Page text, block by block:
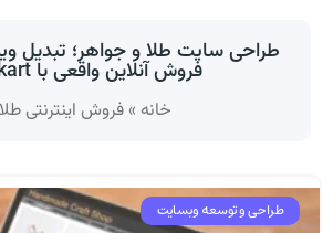
طراحی سایت طلا و جواهر؛ تبدیل
فروش آنلاین واقعی با Pelkart
خانه » فروش اینترنتی طلا
طراحی و توسعه وبسایت